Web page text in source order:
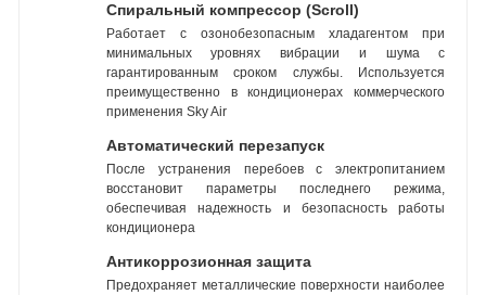
Спиральный компрессор (Scroll)
Работает с озонобезопасным хладагентом при
минимальных уровнях вибрации и шума с
гарантированным сроком службы. Используется
преимущественно в кондиционерах коммерческого
применения Sky Air
Автоматический перезапуск
После устранения перебоев с электропитанием
восстановит параметры последнего режима,
обеспечивая надежность и безопасность работы
кондиционера
Антикоррозионная защита
Предохраняет металлические поверхности наиболее